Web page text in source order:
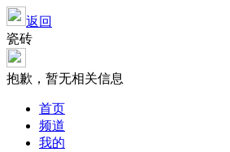
返回
瓷砖
抱歉，暂无相关信息
首页
频道
我的